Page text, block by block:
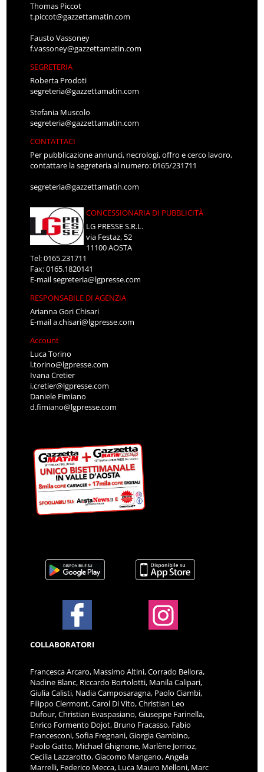
Thomas Piccot
t.piccot@gazzettamatin.com
Fausto Vassoney
f.vassoney@gazzettamatin.com
SEGRETERIA
Roberta Prodoti
segreteria@gazzettamatin.com
Stefania Muscolo
segreteria@gazzettamatin.com
CONTATTACI
Per pubblicazione annunci, necrologi, offro e cerco lavoro,
contattare la segreteria al numero: 0165/231711
segreteria@gazzettamatin.com
CONCESSIONARIA DI PUBBLICITÀ
LG PRESSE S.R.L.
via Festaz, 52
11100 AOSTA
Tel: 0165.231711
Fax: 0165.1820141
E-mailsegreteria@lgpresse.com
RESPONSABILE DI AGENZIA
Arianna Gori Chisari
E-maila.chisari@lgpresse.com
Account
Luca Torino
l.torino@lgpresse.com
Ivana Cretier
i.cretier@lgpresse.com
Daniele Fimiano
d.fimiano@lgpresse.com
COLLABORATORI
Francesca Arcaro, Massimo Altini, Corrado Bellora,
Nadine Blanc, Riccardo Bortolotti, Manila Calipari,
Giulia Calisti, Nadia Camposaragna, Paolo Ciambi,
Filippo Clermont, Carol Di Vito, Christian Leo
Dufour, Christian Evaspasiano, Giuseppe Farinella,
Enrico Formento Dojot, Bruno Fracasso, Fabio
Francesconi, Sofia Fregnani, Giorgia Gambino,
Paolo Gatto, Michael Ghignone, Marlène Jorrioz,
Cecilia Lazzarotto, Giacomo Mangano, Angela
Marrelli, Federico Mecca, Luca Mauro Melloni, Marc